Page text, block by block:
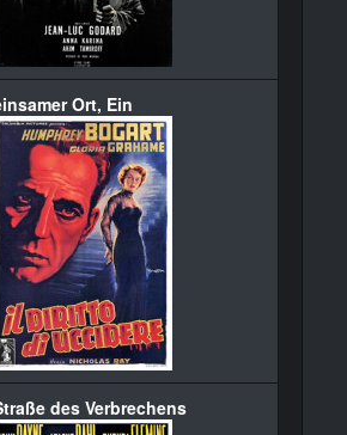
Ort, Ein
des Verbrechens